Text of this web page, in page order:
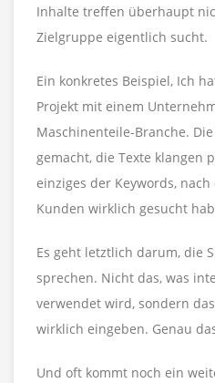
Inhalte treffen überhaupt
Zielgruppe eigentlich sucht.
Ein konkretes Beispiel, Ich
Projekt mit einem
Maschinenteile-Branche.
gemacht, die Texte klangen
einziges der Keywords,
Kunden wirklich gesucht
Es geht letztlich darum, die
sprechen. Nicht das, was
verwendet wird, sondern
wirklich eingeben. Genau
Und oft kommt noch ein